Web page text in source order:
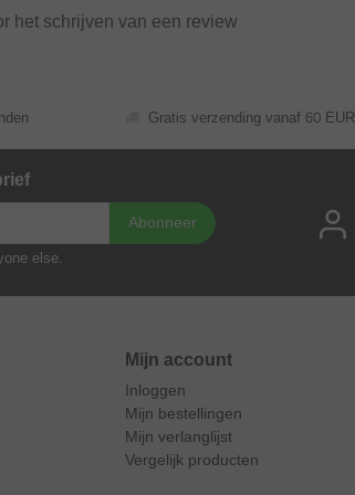
het schrijven van een review
Gratis verzending vanaf 60 EUR
Abonneer
else.
Mijn account
Inloggen
Mijn bestellingen
Mijn verlanglijst
Vergelijk producten